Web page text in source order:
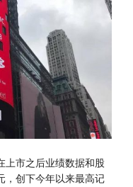
上市之后业绩数据和股
，创下今年以来最高记